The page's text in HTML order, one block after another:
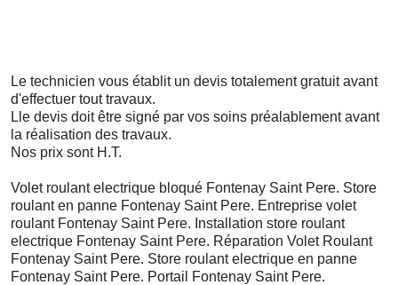
Le technicien vous établit un devis totalement gratuit avant
d'effectuer tout travaux.
Lle devis doit être signé par vos soins préalablement avant
la réalisation des travaux.
Nos prix sont H.T.
Volet roulant electrique bloqué Fontenay Saint Pere. Store
roulant en panne Fontenay Saint Pere. Entreprise volet
roulant Fontenay Saint Pere. Installation store roulant
electrique Fontenay Saint Pere. Réparation Volet Roulant
Fontenay Saint Pere. Store roulant electrique en panne
Fontenay Saint Pere. Portail Fontenay Saint Pere.